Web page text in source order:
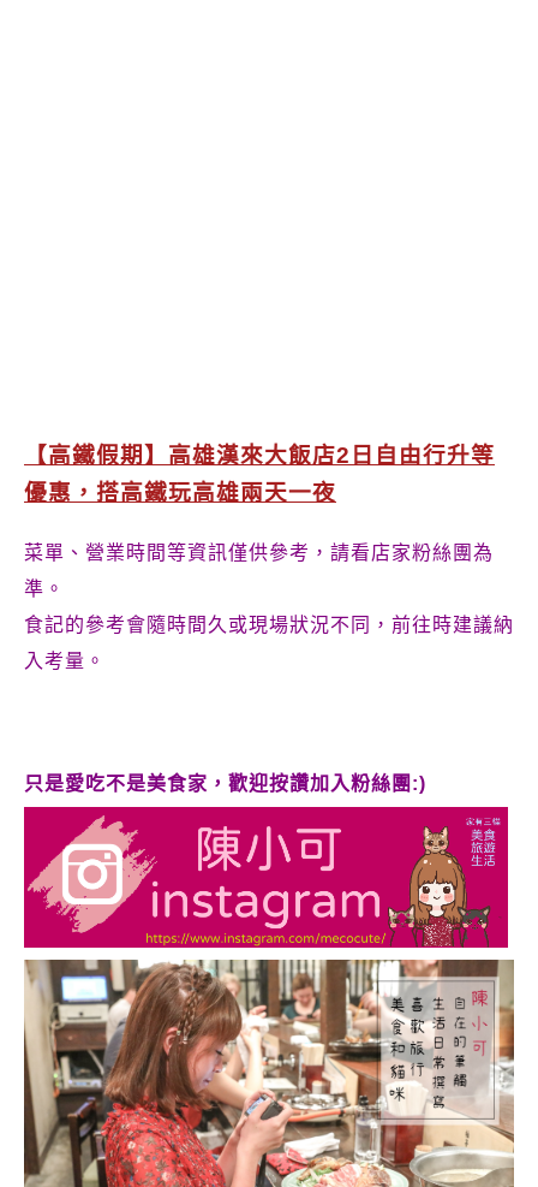
【高鐵假期】高雄漢來大飯店2日自由行升等
優惠，搭高鐵玩高雄兩天一夜
菜單、營業時間等資訊僅供參考，請看店家粉絲團為
準。
食記的參考會隨時間久或現場狀況不同，前往時建議納
入考量。
只是愛吃不是美食家，歡迎按讚加入粉絲團:)